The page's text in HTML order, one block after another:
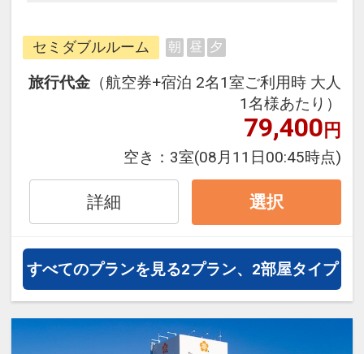
できるダイナミックパッケージだか
ら、一都市滞在はもちろん周遊旅行
にも最適！
旅行期間中の1泊だけの宿泊や延
泊・飛び泊なども自由自在です。
フライトは、安心のJAL（または
JALグループ）確約！フライトマイ
ル50%貯まります。
オプションでレンタカーや現地交
通・体験プランなどの追加（同時予
約）が可能なプランもございます。
セミダブルルーム 朝 昼 夕
旅行代金 （航空券+宿泊 2名1室ご利用時 大人
1名様あたり）
79,400円
空き： 3室(08月11日00:45時点)
詳細 選択
すべてのプランを見る2プラン、2部屋タイプ